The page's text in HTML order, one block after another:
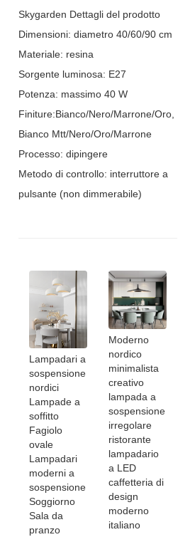
Skygarden Dettagli del prodotto
Dimensioni: diametro 40/60/90 cm
Materiale: resina
Sorgente luminosa: E27
Potenza: massimo 40 W
Finiture:Bianco/Nero/Marrone/Oro,
Bianco Mtt/Nero/Oro/Marrone
Processo: dipingere
Metodo di controllo: interruttore a
pulsante (non dimmerabile)
Lampadari a
sospensione
nordici
Lampade a
soffitto
Fagiolo
ovale
Lampadari
moderni a
sospensione
Soggiorno
Sala da
pranzo
Moderno
nordico
minimalista
creativo
lampada a
sospensione
irregolare
ristorante
lampadario
a LED
caffetteria di
design
moderno
italiano